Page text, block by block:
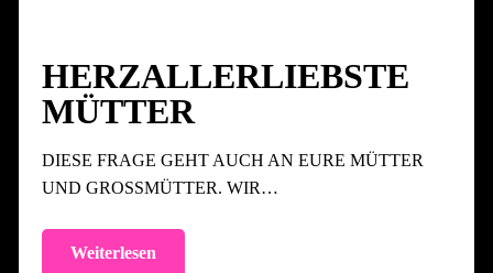
HERZALLERLIEBSTE
MÜTTER
DIESE FRAGE GEHT AUCH AN EURE MÜTTER
UND GROSSMÜTTER. WIR…
Weiterlesen